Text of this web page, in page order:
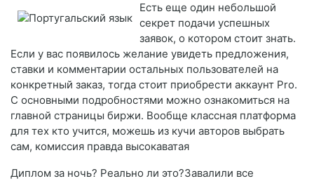
Есть еще один небольшой
секрет подачи успешных
заявок, о котором стоит знать.
Если у вас появилось желание увидеть предложения,
ставки и комментарии остальных пользователей на
конкретный заказ, тогда стоит приобрести аккаунт Pro.
С основными подробностями можно ознакомиться на
главной страницы биржи. Вообще классная платформа
для тех кто учится, можешь из кучи авторов выбрать
сам, комиссия правда высокаватая
Диплом за ночь? Реально ли это?Завалили все